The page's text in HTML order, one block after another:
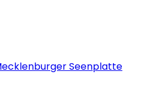
Seenplatte